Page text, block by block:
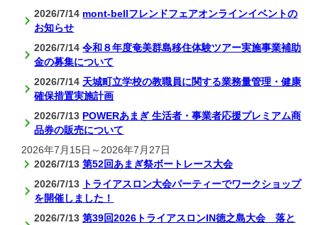
2026/7/14 mont-bellフレンドフェアオンラインイベントの
お知らせ
2026/7/14令和８年度奄美群島移住体験ツアー実施事業補助
金の募集について
2026/7/14 天城町立学校の教職員に関する業務量管理・健康
確保措置実施計画
2026/7/13 POWERあまぎ 生活者・事業者応援プレミアム商
品券の販売について
2026年7月15日 ～ 2026年7月27日
2026/7/13第52回あまぎ祭ボートレース大会
2026/7/13 トライアスロン大会パーティーでワークショップ
を開催しました！
2026/7/13第39回2026トライアスロンIN徳之島大会 落と